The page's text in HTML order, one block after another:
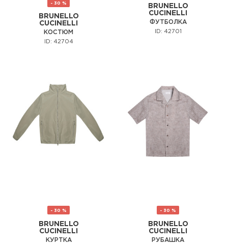
- 30 %
BRUNELLO
CUCINELLI
КОСТЮМ
ID: 42704
BRUNELLO
CUCINELLI
ФУТБОЛКА
ID: 42701
- 30 %
BRUNELLO
CUCINELLI
КУРТКА
- 30 %
BRUNELLO
CUCINELLI
РУБАШКА